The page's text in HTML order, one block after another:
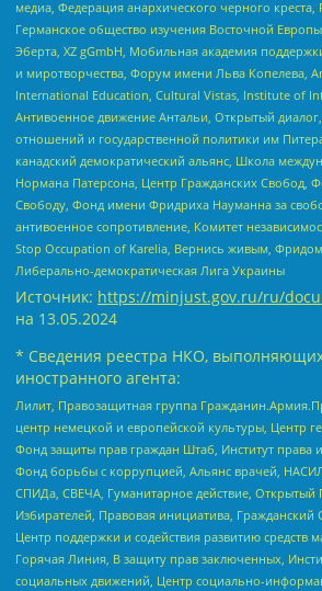
медиа, Федерация анархического черного креста,
Германское общество изучения Восточной
Эберта, XZ gGmbH, Мобильная академия
и миротворчества, Форум имени Льва Копелева,
International Education, Cultural Vistas, Institute of
Антивоенное движение Антальи, Открытый
отношений и государственной политики им
канадский демократический альянс, Школа
Нормана Патерсона, Центр Гражданских Свобод,
Свободу, Фонд имени Фридриха Науманна за
антивоенное сопротивление, Комитет
Stop Occupation of Karelia, Вернись живым,
Либерально-демократическая Лига Украины
Источник: https://minjust.gov.ru/ru/
на 13.05.2024
* Сведения реестра НКО,
иностранного агента:
Лилит, Правозащитная группа
центр немецкой и европейской культуры, Центр
Фонд защиты прав граждан Штаб, Институт права
Фонд борьбы с коррупцией, Альянс врачей,
СПИДа, СВЕЧА, Гуманитарное действие, Открытый
Избирателей, Правовая инициатива,
Центр поддержки и содействия развитию средств
Горячая Линия, В защиту прав заключенных,
социальных движений, Центр социально-